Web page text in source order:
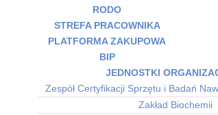
RODO
STREFA PRACOWNIKA
PLATFORMA ZAKUPOWA
BIP
JEDNOSTKI
Zespół Certyfikacji Sprzętu i Badań
Zakład Biochemii